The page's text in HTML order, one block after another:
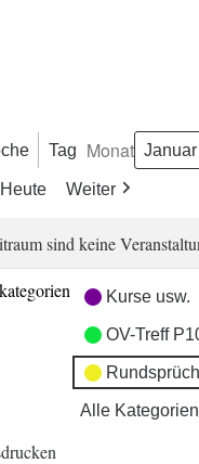
Tag Monat
Heute Weiter
sind keine
Kurse usw.
OV-Treff
Alle Kategorien